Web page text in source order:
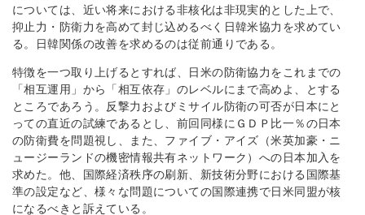
については、近い将来における非核化は非現実的とした上で、
抑止力・防衛力を高めて封じ込めるべく日韓米協力を求めてい
る。日韓関係の改善を求めるのは従前通りである。
特徴を一つ取り上げるとすれば、日米の防衛協力をこれまでの
「相互運用」から「相互依存」のレベルにまで高めよ、とする
ところであろう。反撃力およびミサイル防衛の可否が日本にと
っての直近の試練であるとし、前回同様にＧＤＰ比一％の日本
の防衛費を問題視し、また、ファイブ・アイズ（米英加豪・ニ
ュージーランドの機密情報共有ネットワーク）への日本加入を
求めた。他、国際経済秩序の刷新、新技術分野における国際基
準の設定など、様々な問題についての国際連携で日米同盟が核
になるべきと訴えている。